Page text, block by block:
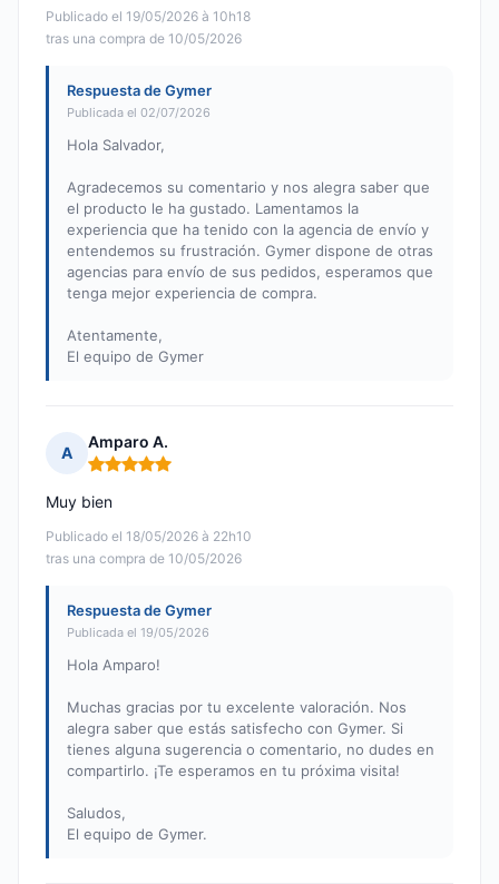
Publicado el 19/05/2026 à 10h18
tras una compra de 10/05/2026
Respuesta de Gymer
Publicada el 02/07/2026
Hola Salvador,
Agradecemos su comentario y nos alegra saber que
el producto le ha gustado. Lamentamos la
experiencia que ha tenido con la agencia de envío y
entendemos su frustración. Gymer dispone de otras
agencias para envío de sus pedidos, esperamos que
tenga mejor experiencia de compra.
Atentamente,
El equipo de Gymer
A
Amparo A.
Nota: 5 de 5
Publicado el 18/05/2026 à 22h10
tras una compra de 10/05/2026
Muy bien
Respuesta de Gymer
Publicada el 19/05/2026
Hola Amparo!
Muchas gracias por tu excelente valoración. Nos
alegra saber que estás satisfecho con Gymer. Si
tienes alguna sugerencia o comentario, no dudes en
compartirlo. ¡Te esperamos en tu próxima visita!
Saludos,
El equipo de Gymer.